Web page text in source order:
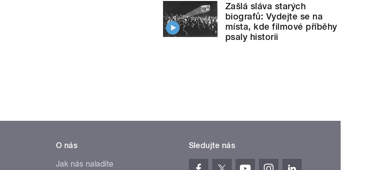
Zašlá sláva starých
biografů: Vydejte se na
místa, kde filmové příběhy
psaly historii
O nás
Jak nás naladíte
Sledujte nás